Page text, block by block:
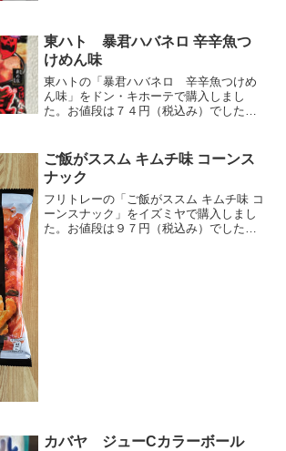
高さも約１．７ｃ...
東ハト 暴君ハバネロ 辛辛魚つ
けめん味
東ハトの「暴君ハバネロ 辛辛魚つけめ
ん味」をドン・キホーテで購入しまし
た。お値段は７４円（税込み）でした。
ね。この商品、すでに販売は終了してい
る模様。だから安かったのかも...
ご飯がススム キムチ味 コーンス
ナック
フリトレーの「ご飯がススム キムチ味 コ
ーンスナック」をイズミヤで購入しまし
た。お値段は９７円（税込み）でした。
カバヤ ジューCカラーボール